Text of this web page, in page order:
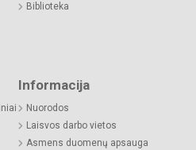
Biblioteka
Informacija
Nuorodos
Laisvos darbo vietos
Asmens duomenų apsauga